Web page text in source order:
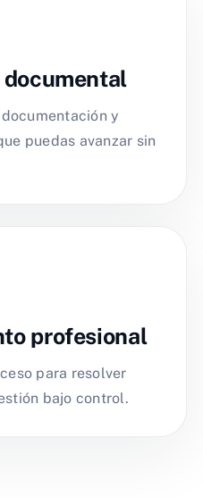
y
puedas avanzar sin
profesional
para resolver
bajo control.